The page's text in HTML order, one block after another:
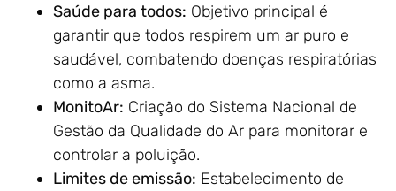
Saúde para todos: Objetivo principal é
garantir que todos respirem um ar puro e
saudável, combatendo doenças respiratórias
como a asma.
MonitoAr: Criação do Sistema Nacional de
Gestão da Qualidade do Ar para monitorar e
controlar a poluição.
Limites de emissão: Estabelecimento de